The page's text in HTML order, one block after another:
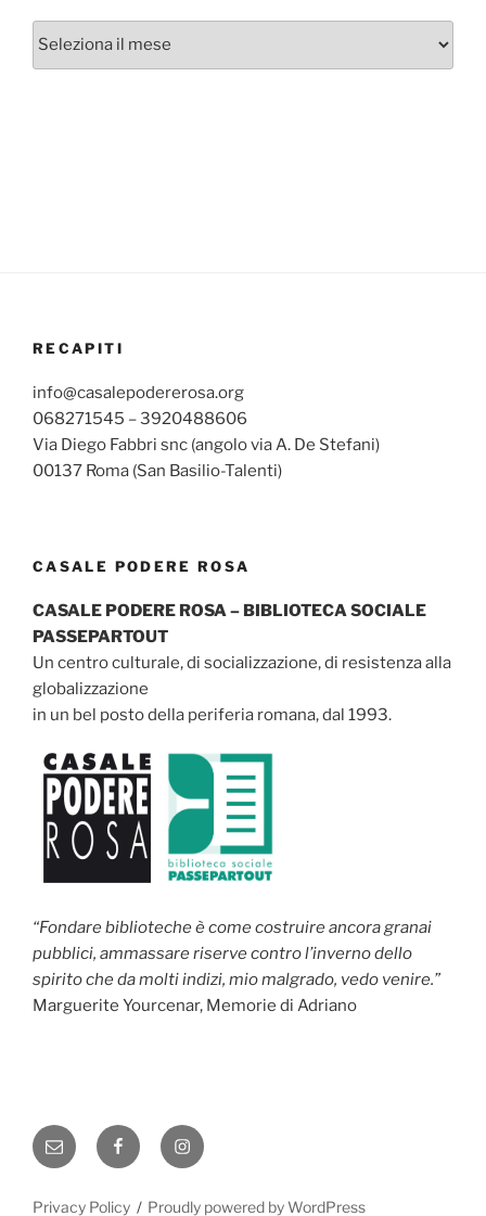
Archivi
RECAPITI
info@casalepodererosa.org
068271545 – 3920488606
Via Diego Fabbri snc (angolo via A. De Stefani)
00137 Roma (San Basilio-Talenti)
CASALE PODERE ROSA
CASALE PODERE ROSA – BIBLIOTECA SOCIALE
PASSEPARTOUT
Un centro culturale, di socializzazione, di resistenza alla
globalizzazione
in un bel posto della periferia romana, dal 1993.
“Fondare biblioteche è come costruire ancora granai
pubblici, ammassare riserve contro l’inverno dello
spirito che da molti indizi, mio malgrado, vedo venire.”
Marguerite Yourcenar, Memorie di Adriano
Email FacebookInstagram
Privacy Policy Proudly powered by WordPress